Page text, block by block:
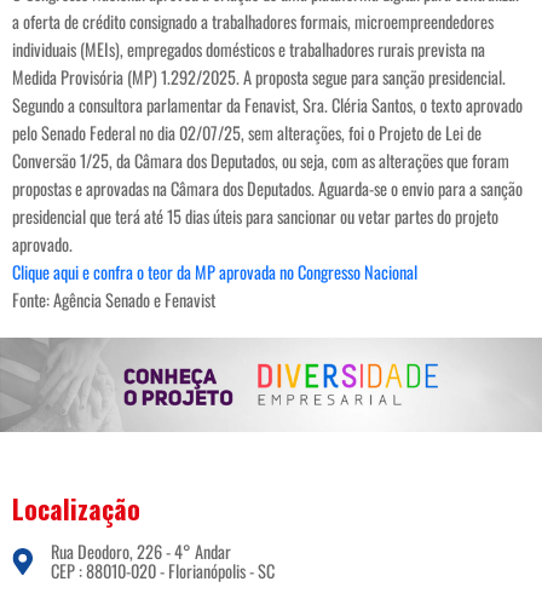
a oferta de crédito consignado a trabalhadores formais, microempreendedores
individuais (MEIs), empregados domésticos e trabalhadores rurais prevista na
Medida Provisória (MP) 1.292/2025. A proposta segue para sanção presidencial.
Segundo a consultora parlamentar da Fenavist, Sra. Cléria Santos, o texto aprovado
pelo Senado Federal no dia 02/07/25, sem alterações, foi o Projeto de Lei de
Conversão 1/25, da Câmara dos Deputados, ou seja, com as alterações que foram
propostas e aprovadas na Câmara dos Deputados. Aguarda-se o envio para a sanção
presidencial que terá até 15 dias úteis para sancionar ou vetar partes do projeto
aprovado.
Clique aqui e confra o teor da MP aprovada no Congresso Nacional
Fonte: Agência Senado e Fenavist
Localização
Rua Deodoro, 226 - 4° Andar
CEP : 88010-020 - Florianópolis - SC